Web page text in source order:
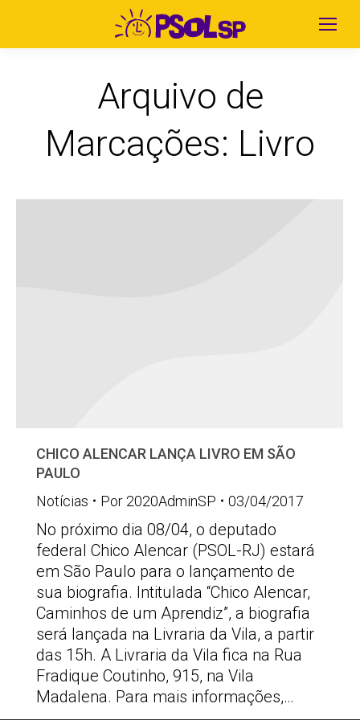
Arquivo de
Marcações: Livro
CHICO ALENCAR LANÇA LIVRO EM SÃO
PAULO
Notícias
Por 2020AdminSP 03/04/2017
No próximo dia 08/04, o deputado
federal Chico Alencar (PSOL-RJ) estará
em São Paulo para o lançamento de
sua biografia. Intitulada “Chico Alencar,
Caminhos de um Aprendiz”, a biografia
será lançada na Livraria da Vila, a partir
das 15h. A Livraria da Vila fica na Rua
Fradique Coutinho, 915, na Vila
Madalena. Para mais informações,…